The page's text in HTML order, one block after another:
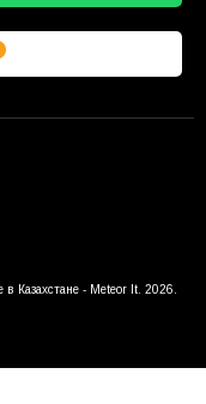
Казахстане - Meteor It. 2026.